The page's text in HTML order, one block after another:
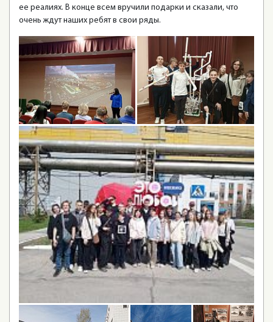
ее реалиях. В конце всем вручили подарки и сказали, что
очень ждут наших ребят в свои ряды.